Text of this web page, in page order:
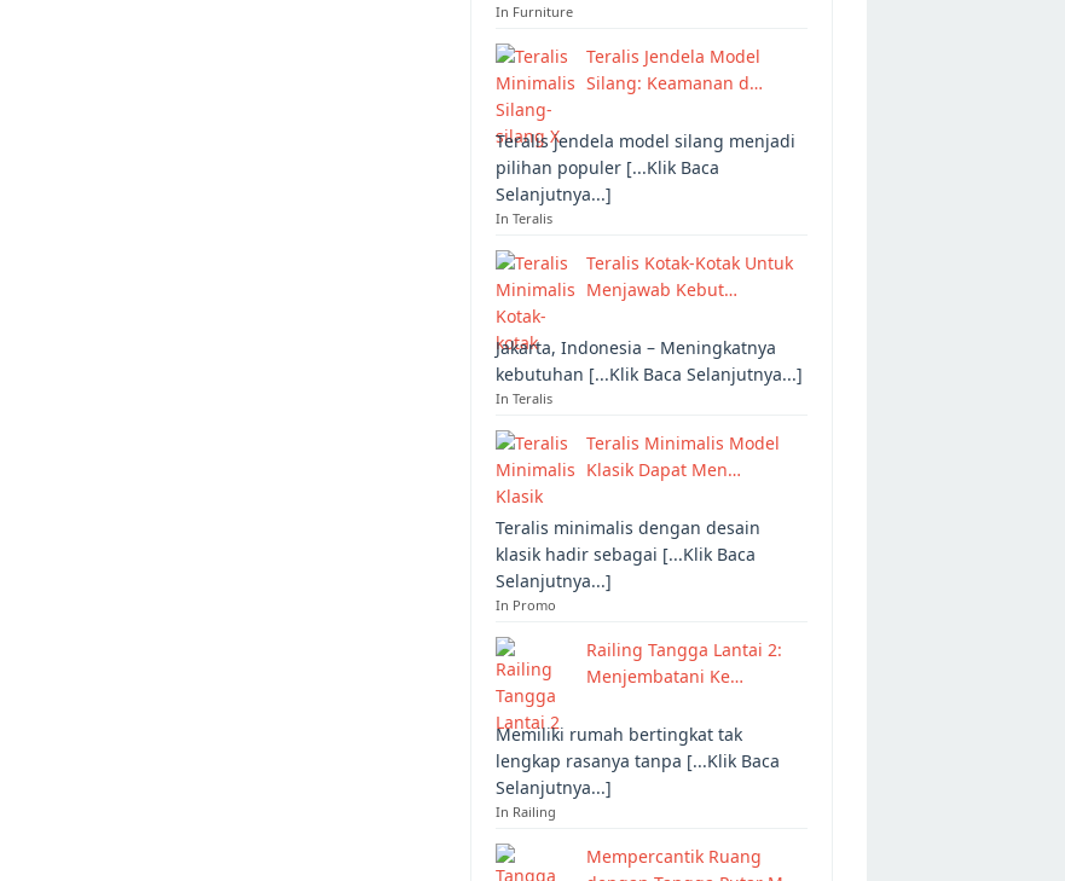
In Furniture
Teralis Jendela Model
Silang: Keamanan d…
Teralis jendela model silang menjadi
pilihan populer [...Klik Baca
Selanjutnya...]
In Teralis
Teralis Kotak-Kotak Untuk
Menjawab Kebut…
Jakarta, Indonesia – Meningkatnya
kebutuhan [...Klik Baca Selanjutnya...]
In Teralis
Teralis Minimalis Model
Klasik Dapat Men…
Teralis minimalis dengan desain
klasik hadir sebagai [...Klik Baca
Selanjutnya...]
In Promo
Railing Tangga Lantai 2:
Menjembatani Ke…
Memiliki rumah bertingkat tak
lengkap rasanya tanpa [...Klik Baca
Selanjutnya...]
In Railing
Mempercantik Ruang